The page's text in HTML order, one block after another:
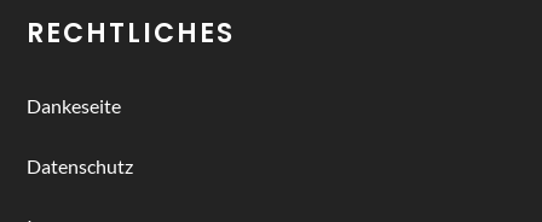
RECHTLICHES
Dankeseite
Datenschutz